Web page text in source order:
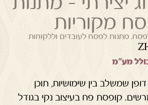
מקוריות
,מתנות לפסח לעובדים וללקוחות
מע"מ
שמשלב בין שימושיות, תוכן
קופסת פח בעיצוב נקי בגודל